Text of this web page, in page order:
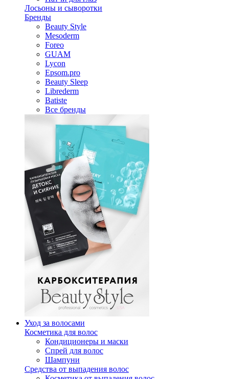
Лосьоны и сыворотки
Бренды
Beauty Style
Mesoderm
Foreo
GUAM
Lycon
Epsom.pro
Beauty Sleep
Librederm
Batiste
Все бренды
Уход за волосами
Косметика для волос
Кондиционеры и маски
Спрей для волос
Шампуни
Средства от выпадения волос